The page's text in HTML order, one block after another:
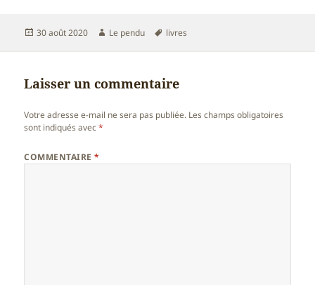
Publié
30 août 2020 Auteur
Le pendu
Mots-
livres
Laisser un commentaire
Votre adresse e-mail ne sera pas publiée. Les champs obligatoires
sont indiqués avec*
COMMENTAIRE*